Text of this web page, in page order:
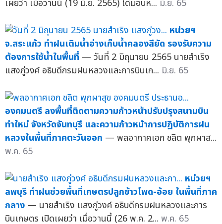
เผยว่า เมื่อวานนี้ (19 มิ.ย. 2565) ได้มอบห... มิ.ย. 65
หน่วยฯ
จ.สระแก้ว ทำฝนเติมน้ำอ่างเก็บน้ำคลองสียัด รองรับความ
ต้องการใช้น้ำในพื้นที่ — วันที่ 2 มิถุนายน 2565 นายสำเริง
แสงภู่วงค์ อธิบดีกรมฝนหลวงและการบินเก... มิ.ย. 65
องคมนตรี ลงพื้นที่ติดตามความก้าวหน้าปรับปรุงสนามบิน
ท่าใหม่ จังหวัดจันทบุรี และความก้าวหน้าการปฏิบัติการฝน
หลวงในพื้นที่ภาคตะวันออก — พลอากาศเอก ชลิต พุกผาส...
พ.ค. 65
หน่วยฯ
ลพบุรี ทำฝนช่วยพื้นที่เกษตรปลูกข้าวโพด-อ้อย ในพื้นที่ภาค
กลาง — นายสำเริง แสงภู่วงค์ อธิบดีกรมฝนหลวงและการ
บินเกษตร เปิดเผยว่า เมื่อวานนี้ (26 พ.ค. 2... พ.ค. 65